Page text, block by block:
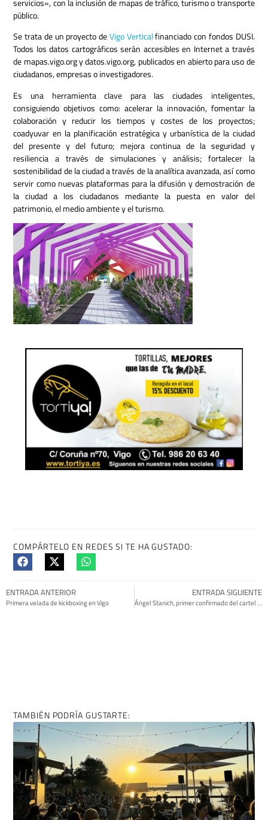
servicios», con la inclusión de mapas de tráfico, turismo o transporte
público.
Se trata de un proyecto deVigo Verticalfinanciado con fondos DUSI.
Todos los datos cartográficos serán accesibles en Internet a través
de mapas.vigo.org y datos.vigo.org, publicados en abierto para uso de
ciudadanos, empresas o investigadores.
Es una herramienta clave para las ciudades inteligentes,
consiguiendo objetivos como: acelerar la innovación, fomentar la
colaboración y reducir los tiempos y costes de los proyectos;
coadyuvar en la planificación estratégica y urbanística de la ciudad
del presente y del futuro; mejora continua de la seguridad y
resiliencia a través de simulaciones y análisis; fortalecer la
sostenibilidad de la ciudad a través de la analítica avanzada, así como
servir como nuevas plataformas para la difusión y demostración de
la ciudad a los ciudadanos mediante la puesta en valor del
patrimonio, el medio ambiente y el turismo.
COMPÁRTELO EN REDES SI TE HA GUSTADO:
ENTRADA ANTERIOR
Primera velada de kickboxing en Vigo
ENTRADA SIGUIENTE
Ángel Stanich, primer confirmado del cartel The Wild Fest 2023
TAMBIÉN PODRÍA GUSTARTE: